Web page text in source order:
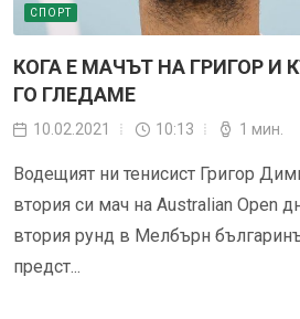
СПОРТ
КОГА Е МАЧЪТ НА ГРИГОР
ГО ГЛЕДАМЕ
10.02.2021 10:13 1 мин.
Водещият ни тенисист Григор
втория си мач на Australian Open
втория рунд в Мелбърн
предст...